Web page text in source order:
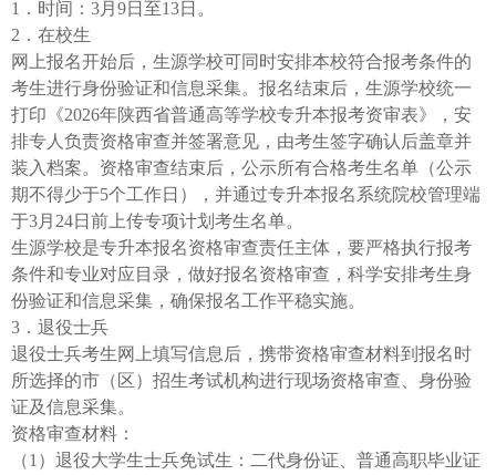
1．时间：3月9日至13日。
2．在校生
网上报名开始后，生源学校可同时安排本校符合报考条件的
考生进行身份验证和信息采集。报名结束后，生源学校统一
打印《2026年陕西省普通高等学校专升本报考资审表》，安
排专人负责资格审查并签署意见，由考生签字确认后盖章并
装入档案。资格审查结束后，公示所有合格考生名单（公示
期不得少于5个工作日），并通过专升本报名系统院校管理端
于3月24日前上传专项计划考生名单。
生源学校是专升本报名资格审查责任主体，要严格执行报考
条件和专业对应目录，做好报名资格审查，科学安排考生身
份验证和信息采集，确保报名工作平稳实施。
3．退役士兵
退役士兵考生网上填写信息后，携带资格审查材料到报名时
所选择的市（区）招生考试机构进行现场资格审查、身份验
证及信息采集。
资格审查材料：
（1）退役大学生士兵免试生：二代身份证、普通高职毕业证